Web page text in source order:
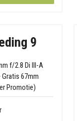
9
f/2.8 Di III-A
Gratis 67mm
Promotie)